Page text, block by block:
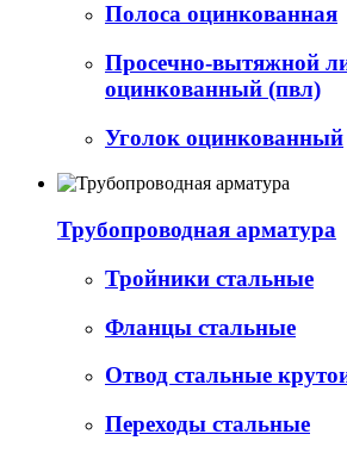
Полоса оцинкованная
Просечно-вытяжной
оцинкованный (пвл)
Уголок оцинкованный
Трубопроводная арматура
Тройники стальные
Фланцы стальные
Отвод стальные
Переходы стальные